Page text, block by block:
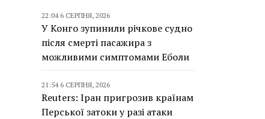
22:04 6 СЕРПНЯ, 2026
У Конго зупинили річкове судно
після смерті пасажира з
можливими симптомами Еболи
21:54 6 СЕРПНЯ, 2026
Reuters: Іран пригрозив країнам
Перської затоки у разі атаки